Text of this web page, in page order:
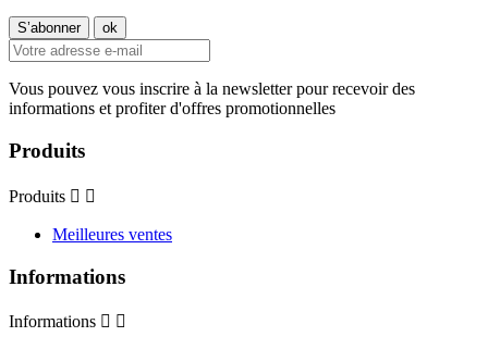
Vous pouvez vous inscrire à la newsletter pour recevoir des
informations et profiter d'offres promotionnelles
Produits
Produits  
Meilleures ventes
Informations
Informations  